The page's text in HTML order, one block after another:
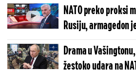
NATO preko proksi
Rusiju, armagedon
Zapadnoevropski
istorijske scene!
Drama u
žestoko udara na